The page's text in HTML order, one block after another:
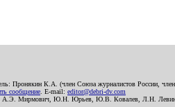
Пронякин К.А. (член Союза журналистов России,
сообщение . E-mail: editor@debri-dv.com
А.Э. Мирмович, Ю.Н. Юрьев, Ю.В. Ковалев, Л.Н.